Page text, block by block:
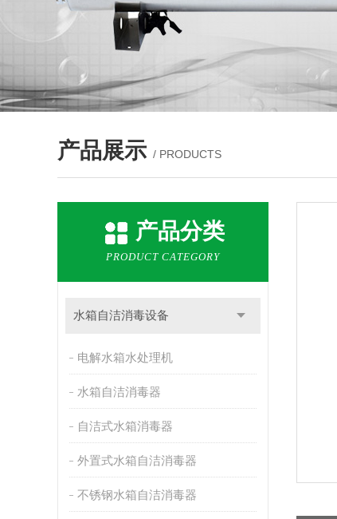
产品展示 / PRODUCTS
产品分类
PRODUCT CATEGORY
水箱自洁消毒设备
电解水箱水处理机
水箱自洁消毒器
自洁式水箱消毒器
外置式水箱自洁消毒器
不锈钢水箱自洁消毒器